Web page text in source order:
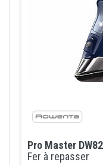
Pro Master
Fer à repasser